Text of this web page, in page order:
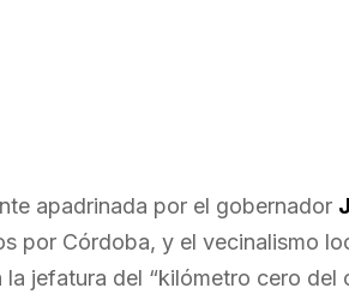
apadrinada por el gobernador
por Córdoba, y el vecinalismo
jefatura del “kilómetro cero del